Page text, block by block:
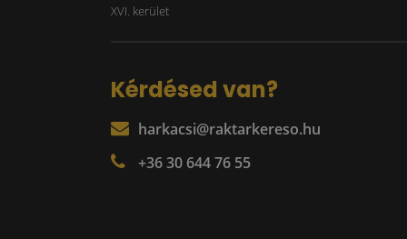
XVI. kerület
Kérdésed van?
harkacsi@raktarkereso.hu
+36 30 644 76 55